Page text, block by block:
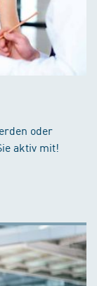
oder
aktiv mit!